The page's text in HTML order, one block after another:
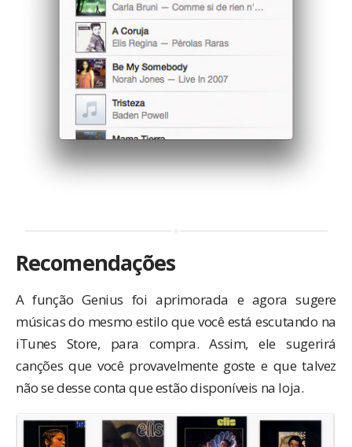
Recomendações
A função Genius foi aprimorada e agora sugere
músicas do mesmo estilo que você está escutando na
iTunes Store, para compra. Assim, ele sugerirá
canções que você provavelmente goste e que talvez
não se desse conta que estão disponíveis na loja.